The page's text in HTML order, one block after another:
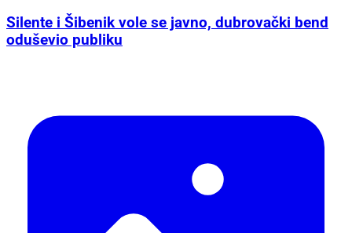
Silente i Šibenik vole se javno, dubrovački bend
oduševio publiku